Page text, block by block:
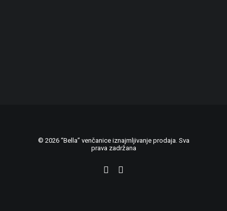
© 2026 “Bella” venčanice iznajmljivanje prodaja. Sva
prava zadržana